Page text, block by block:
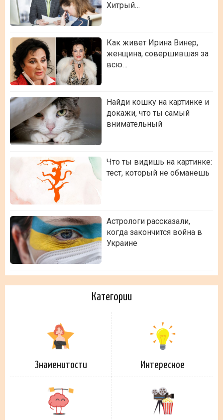
Хитрый…
Как живет Ирина Винер,
женщина, совершившая за
всю…
Найди кошку на картинке и
докажи, что ты самый
внимательный
Что ты видишь на картинке:
тест, который не обманешь
Астрологи рассказали,
когда закончится война в
Украине
Категории
Знаменитости Интересное